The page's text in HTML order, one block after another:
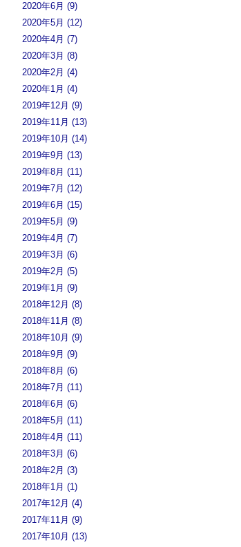
2020年6月 (9)
2020年5月 (12)
2020年4月 (7)
2020年3月 (8)
2020年2月 (4)
2020年1月 (4)
2019年12月 (9)
2019年11月 (13)
2019年10月 (14)
2019年9月 (13)
2019年8月 (11)
2019年7月 (12)
2019年6月 (15)
2019年5月 (9)
2019年4月 (7)
2019年3月 (6)
2019年2月 (5)
2019年1月 (9)
2018年12月 (8)
2018年11月 (8)
2018年10月 (9)
2018年9月 (9)
2018年8月 (6)
2018年7月 (11)
2018年6月 (6)
2018年5月 (11)
2018年4月 (11)
2018年3月 (6)
2018年2月 (3)
2018年1月 (1)
2017年12月 (4)
2017年11月 (9)
2017年10月 (13)